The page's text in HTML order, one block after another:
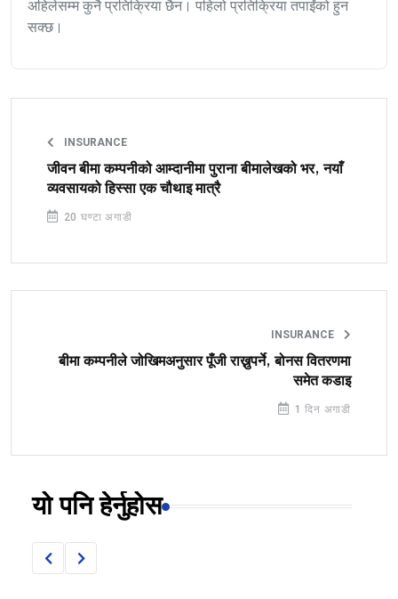
अहिलेसम्म कुनै प्रतिक्रिया छैन। पहिलो प्रतिक्रिया तपाईंको हुन
सक्छ।
INSURANCE
जीवन बीमा कम्पनीको आम्दानीमा पुराना बीमालेखको भर, नयाँ
व्यवसायको हिस्सा एक चौथाइ मात्रै
20 घण्टा अगाडी
INSURANCE
बीमा कम्पनीले जोखिमअनुसार पूँजी राख्नुपर्ने, बोनस वितरणमा
समेत कडाइ
1 दिन अगाडी
यो पनि हेर्नुहोस